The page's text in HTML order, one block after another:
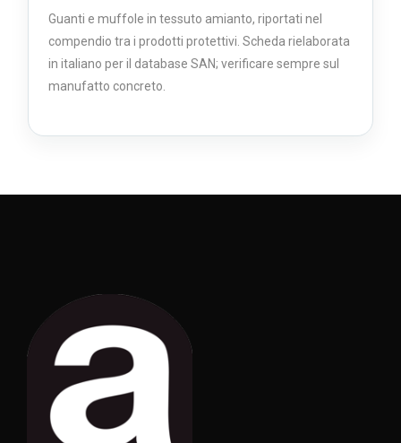
Guanti e muffole in tessuto amianto, riportati nel
compendio tra i prodotti protettivi. Scheda rielaborata
in italiano per il database SAN; verificare sempre sul
manufatto concreto.